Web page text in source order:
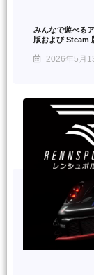
みんなで遊べる
版および Steam
2026年5月